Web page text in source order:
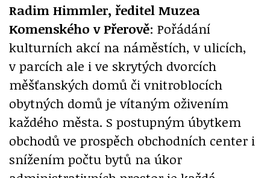
Radim Himmler, ředitel Muzea
Komenského v Přerově: Pořádání
kulturních akcí na náměstích, v ulicích,
v parcích ale i ve skrytých dvorcích
měšťanských domů či vnitroblocích
obytných domů je vítaným oživením
každého města. S postupným úbytkem
obchodů ve prospěch obchodních center i
snížením počtu bytů na úkor